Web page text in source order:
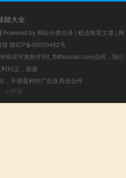
能大全
Powered by 网站分类目录 | 精选推荐文章 | 网
答 陕ICP备05009492号
错误可发邮件到f_fb#foxmail.com说明，我们
时纠正，谢谢
，不接盈利性广告及商业合作
小男孩